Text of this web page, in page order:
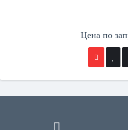
Цена по